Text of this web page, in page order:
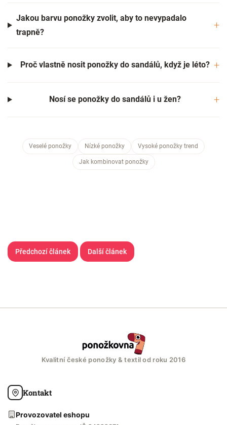
Jakou barvu ponožky zvolit, aby to nevypadalo
trapně?
Proč vlastně nosit ponožky do sandálů, když je léto?
Nosí se ponožky do sandálů i u žen?
Veselé ponožky Nízké ponožky Vysoké ponožky trend
Jak kombinovat ponožky
Předchozí článek Další článek
Kvalitní české ponožky & textil od roku 2016
Kontakt
Provozovatel eshopu